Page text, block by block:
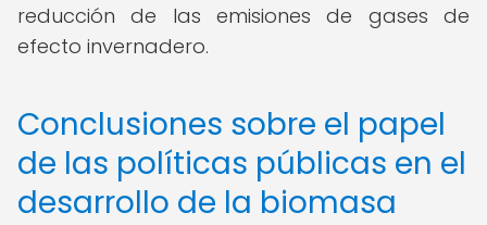
reducción de las emisiones de gases de
efecto invernadero.
Conclusiones sobre el papel
de las políticas públicas en el
desarrollo de la biomasa